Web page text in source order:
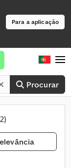
Para a aplicação
Procurar